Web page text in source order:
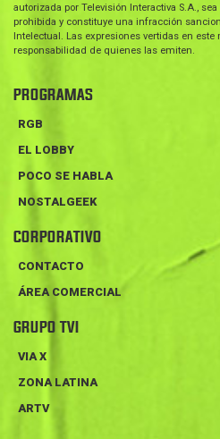
autorizada por Televisión Interactiva S.A.,
prohibida y constituye una infracción
Intelectual. Las expresiones vertidas en
responsabilidad de quienes las emiten.
PROGRAMAS
RGB
EL LOBBY
POCO SE HABLA
NOSTALGEEK
CORPORATIVO
CONTACTO
ÁREA COMERCIAL
GRUPO TVI
VIA X
ZONA LATINA
ARTV